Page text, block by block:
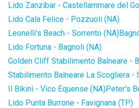
Lido Zanzibar - Castellammare del
Lido Cala Felice - Pozzuoli (NA)
Leonelli's Beach - Sorrento (NA)
Lido Fortuna - Bagnoli (NA)
Golden Cliff Stabilimento Balneare -
Stabilimento Balneare La Scogliera -
Il Bikini - Vico Equense (NA)Peter's
Lido Punta Burrone - Favignana (TP)